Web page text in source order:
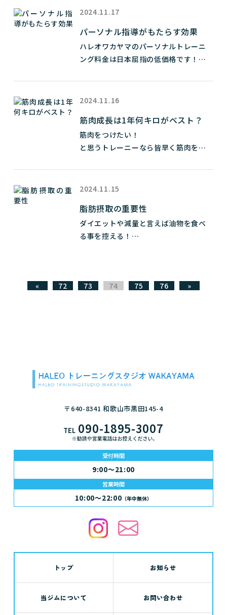
ダンベルカール
自重スクワット
PS  ダンベル3キロか5キロ
NAD+は体内で糖をエネルギーに変える役割りを持ちます。
またNAD+は多くの細胞内に存在し電子伝達体の役割を果た
NADレベルの上昇は脳に存在するサーチュイン遺伝子を上
サーチュイン遺伝子...
今回はダイエット系サプリメントにつ
まずコスパ最強のダイエット系サプリ
はカフェインです。
す。
ただ、コーヒーを飲むと気分が悪くな
る人は緑茶をおススメします。
緑茶はカフェインだけでなくカテキン
茶はダイエットにかなりおススメです。
次は防風通聖散です。
これは脂の吸収をブロックします。油物
を食べても太るのを防ぎます。
2024.11.17
パーソナル指導がもたらす効果
ハレオワカヤマのパーソナルトレーニ
ング料金は日本屈指の低価格です！
さい
またハレオワカヤマは体験無料です
090-1895-3007
ラインID haleo0808
多くの方が一度は耳にする言葉、「パ
痩せを目指すダイエットにおいて、パー
ソナルトレーニングの重要性を理解す
ることが必要です。本記事では、筋トレ
説明します。
2024.11.16
筋肉成長は1年何キロがベスト？
筋肉をつけたい！
と思うトレーニーなら皆早く筋肉をつ
この気持ちがイタズラに体重を増やし
またドーピングをしている人の話をナ
チュラルトレーニーが真似することも
私のFACTをお話します。
最終コンテストは絞り切って約78キ
ロです。
なので、約11年で約10キロ、純粋な筋
肉量が増えた事になります。
ナチュラル...
2024.11.15
脂肪摂取の重要性
ダイエットや減量と言えば油物を食べ
る事を控える！
油には摂取を避けるものと摂取すべき
これらは、血流を悪くして血圧を上げ
る、肥満、成人病、脳梗塞などの疾患
摂取すべき油はオメガ3と呼ばれていま
す。
魚の油、菜種油、亜麻仁油等です。
これらは血流をサラサラにする、脂肪
燃焼サポート、筋肉成長などに関連し
ます。
割を果たします。
ダイエットで起...
« 72 73 74 75 76 »
〒640-8341 和歌山市黒田145-4
TEL 090-1895-3007
受付時間
9:00～21:00
営業時間
10:00～22:00 （年中無休）
トップ お知らせ
当ジムについて お問い合わせ